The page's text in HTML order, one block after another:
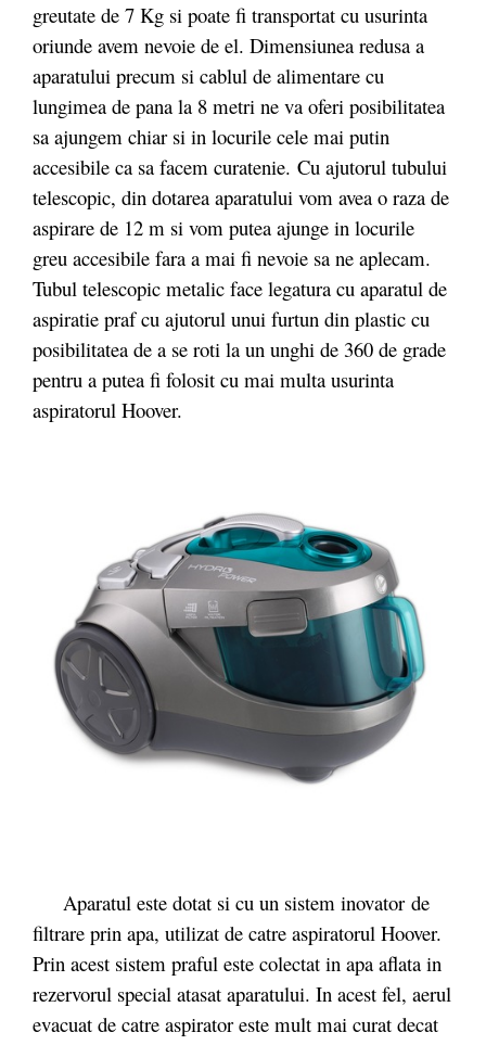
greutate de 7 Kg si poate fi transportat cu usurinta
oriunde avem nevoie de el. Dimensiunea redusa a
aparatului precum si cablul de alimentare cu
lungimea de pana la 8 metri ne va oferi posibilitatea
sa ajungem chiar si in locurile cele mai putin
accesibile ca sa facem curatenie. Cu ajutorul tubului
telescopic, din dotarea aparatului vom avea o raza de
aspirare de 12 m si vom putea ajunge in locurile
greu accesibile fara a mai fi nevoie sa ne aplecam.
Tubul telescopic metalic face legatura cu aparatul de
aspiratie praf cu ajutorul unui furtun din plastic cu
posibilitatea de a se roti la un unghi de 360 de grade
pentru a putea fi folosit cu mai multa usurinta
aspiratorul Hoover.
Aparatul este dotat si cu un sistem inovator de
filtrare prin apa, utilizat de catre aspiratorul Hoover.
Prin acest sistem praful este colectat in apa aflata in
rezervorul special atasat aparatului. In acest fel, aerul
evacuat de catre aspirator este mult mai curat decat